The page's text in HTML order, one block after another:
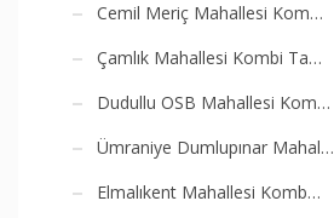
Cemil Meriç Mahallesi Kom…
Çamlık Mahallesi Kombi Ta…
Dudullu OSB Mahallesi Kom…
Ümraniye Dumlupınar Mahal…
Elmalıkent Mahallesi Komb…